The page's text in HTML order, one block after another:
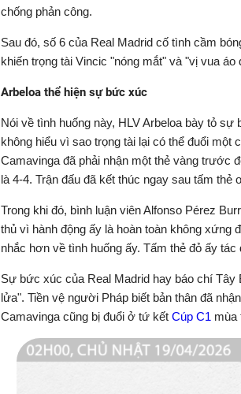
chống phản công.
Sau đó, số 6 của Real Madrid cố tình cầm
khiến trọng tài Vincic "nóng mắt" và "vị vua
Arbeloa thể hiện sự bức xúc
Nói về tình huống này, HLV Arbeloa bày tỏ
không hiểu vì sao trọng tài lại có thể đuổi một
Camavinga đã phải nhận một thẻ vàng trước
là 4-4. Trận đấu đã kết thúc ngay sau tấm thẻ
Trong khi đó, bình luận viên Alfonso Pérez
thủ vì hành động ấy là hoàn toàn không xứng
nhắc hơn về tình huống ấy. Tấm thẻ đỏ ấy
Sự bức xúc của Real Madrid hay báo chí
lửa". Tiền vệ người Pháp biết bản thân đã
Camavinga cũng bị đuổi ở tứ kết Cúp C1 mùa